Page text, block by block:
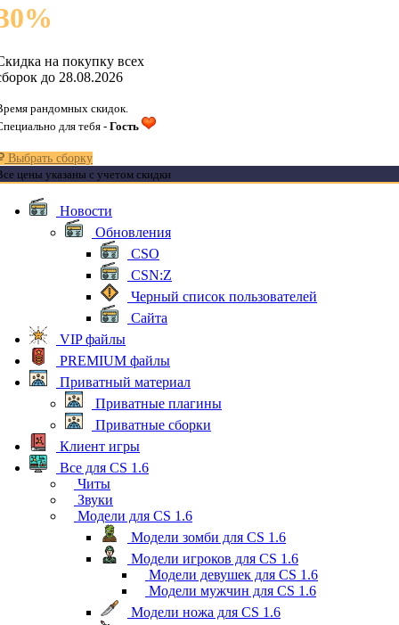
%
на покупку всех
до 28.08.2026
рандомных скидок.
для тебя - Гость
Выбрать сборку
цены указаны с учетом скидки
Новости
Обновления
CSO
CSN:Z
Черный список пользователей
Сайта
VIP файлы
PREMIUM файлы
Приватный материал
Приватные плагины
Приватные сборки
Клиент игры
Все для CS 1.6
Читы
Звуки
Модели для CS 1.6
Модели зомби для CS 1.6
Модели игроков для CS 1.6
Модели девушек для CS 1.6
Модели мужчин для CS 1.6
Модели ножа для CS 1.6